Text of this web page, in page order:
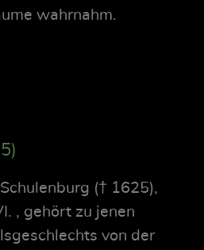
wahrnahm.
(† 1625),
, gehört zu jenen
von der